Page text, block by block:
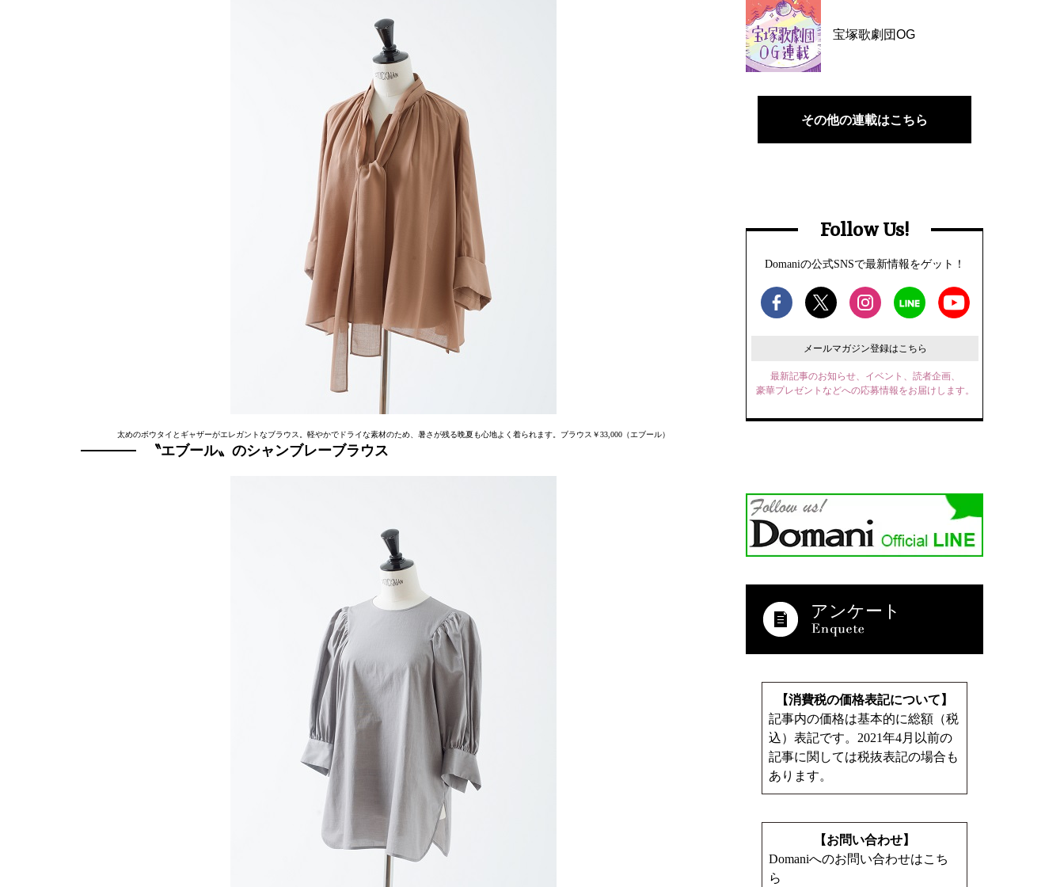
太めのボウタイとギャザーがエレガントなブラウス。軽やかでドライな素材のため、暑さが残る晩夏も心地よく着られます。ブラウス￥33,000（エブール）
〝エブール〟のシャンブレーブラウス
宝塚歌劇団OG
その他の連載はこちら
Follow Us!
Domaniの公式SNSで最新情報をゲット！
メールマガジン登録はこちら
最新記事のお知らせ、イベント、読者企画、
豪華プレゼントなどへの応募情報をお届けします。
アンケート
【消費税の価格表記について】
記事内の価格は基本的に総額（税
込）表記です。2021年4月以前の
記事に関しては税抜表記の場合も
あります。
【お問い合わせ】
Domaniへのお問い合わせはこち
ら